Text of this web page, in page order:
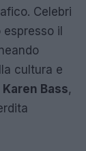
Celebri
il
cultura e
Karen Bass,